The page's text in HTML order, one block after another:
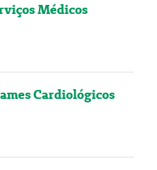
Médicos
Cardiológicos